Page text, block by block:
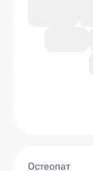
Остеопат